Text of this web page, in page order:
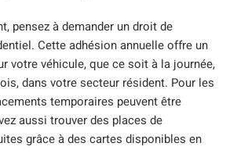
pensez à demander un droit de
Cette adhésion annuelle offre un
votre véhicule, que ce soit à la journée,
dans votre secteur résident. Pour les
temporaires peuvent être
aussi trouver des places de
grâce à des cartes disponibles en